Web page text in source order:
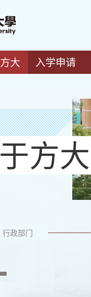
大 入学申请
方大
行政部门